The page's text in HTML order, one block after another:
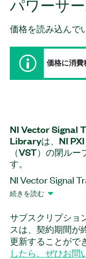
パワーサ
価格を読み込んで
価格に消費
NI Vector Signal
Libraryは、 NI
（VST） の閉ルー
す。
NI Vector Signal
は、パワーアンプ
ンライブラリです
と、波形を検査対
DUT出力電力を測
自動的に調整して
続きを読む
サブスクリプショ
スは、契約期間が
更新することがで
したら、ぜひお問